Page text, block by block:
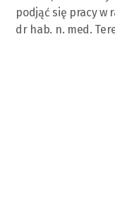
podjąć się pracy w
dr hab. n. med.